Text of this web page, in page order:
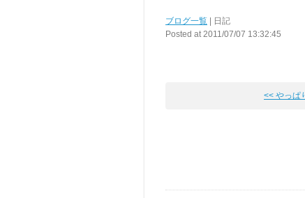
ブログ一覧 | 日記
Posted at 2011/07/07 13:32:45
<< やっぱ